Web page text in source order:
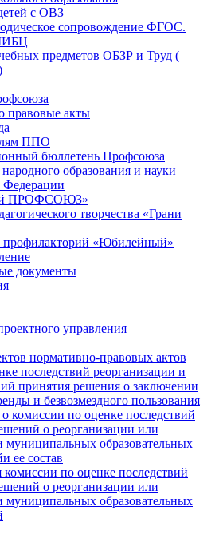
с ОВЗ
сопровождение ФГОС.
предметов ОБЗР и Труд (
правовые акты
ППО
бюллетень Профсоюза
образования и науки
Федерации
ПРОФСОЮЗ»
творчества «Грани
профилакторий «Юбилейный»
документы
управления
нормативно-правовых актов
последствий реорганизации и
принятия решения о заключении
и безвозмездного пользования
комиссии по оценке последствий
о реорганизации или
муниципальных образовательных
ее состав
комиссии по оценке последствий
о реорганизации или
муниципальных образовательных